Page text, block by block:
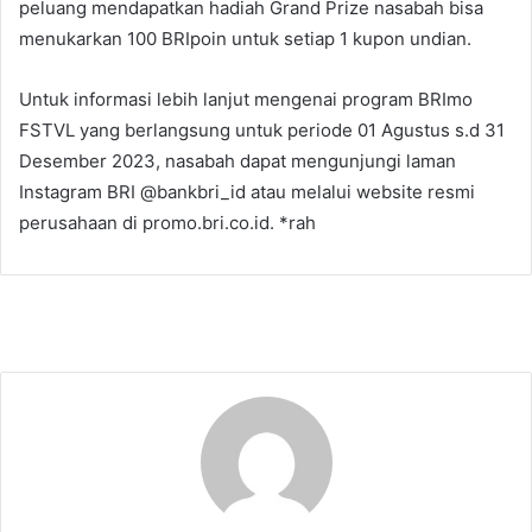
peluang mendapatkan hadiah Grand Prize nasabah bisa
menukarkan 100 BRIpoin untuk setiap 1 kupon undian.
Untuk informasi lebih lanjut mengenai program BRImo
FSTVL yang berlangsung untuk periode 01 Agustus s.d 31
Desember 2023, nasabah dapat mengunjungi laman
Instagram BRI @bankbri_id atau melalui website resmi
perusahaan di promo.bri.co.id. *rah